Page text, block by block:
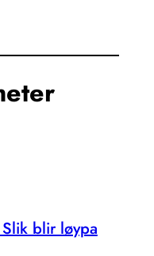
blir løypa